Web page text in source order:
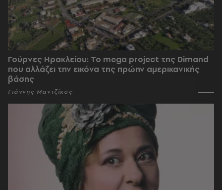
Γούρνες Ηρακλείου: To mega project της Dimand
που αλλάζει την εικόνα της πρώην αμερικανικής
βάσης
Γιάννης Μαντζίκος